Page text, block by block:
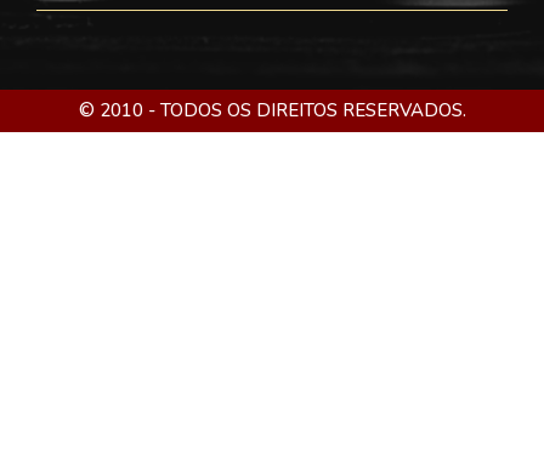
© 2010 - TODOS OS DIREITOS RESERVADOS.